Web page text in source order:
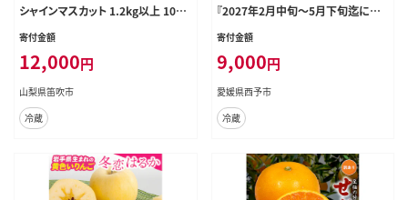
シャインマスカット 1.2kg以上 106-
013
寄付金額
12,000円
山梨県笛吹市
冷蔵
『2027年2月中旬～5月下旬迄に順
次発送予定』わけあり 訳アリ 甘い み
もの フルーツ ミカン 高級柑橘 とろ
ける 食感 果汁 国産 株式会社三代
目みかん職人 愛媛県 西予市【冷蔵】
寄付金額
9,000円
愛媛県西予市
冷蔵